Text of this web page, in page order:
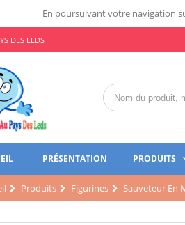
En poursuivant votre navigation
DES LEDS
PRÉSENTATION PRODUITS
Produits Figurines Sauveteur En